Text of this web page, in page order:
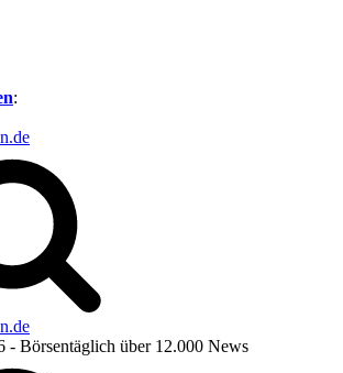
:
- Börsentäglich über 12.000 News